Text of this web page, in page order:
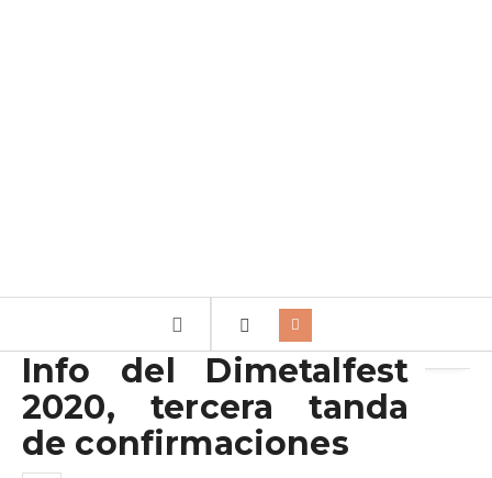
DIMETAL FEST
Info del Dimetalfest
2020, tercera tanda
de confirmaciones